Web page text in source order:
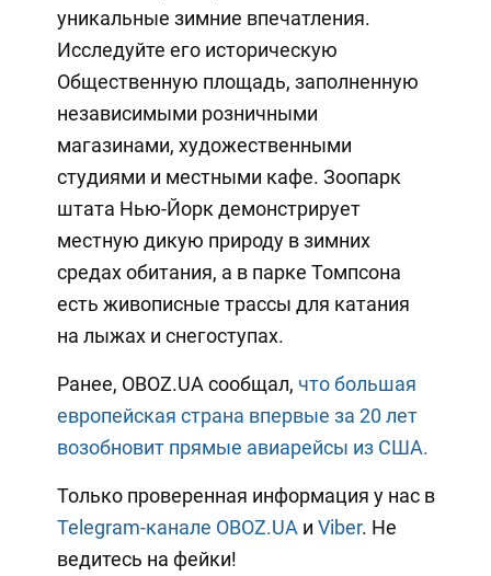
уникальные зимние впечатления.
Исследуйте его историческую
Общественную площадь, заполненную
независимыми розничными
магазинами, художественными
студиями и местными кафе. Зоопарк
штата Нью-Йорк демонстрирует
местную дикую природу в зимних
средах обитания, а в парке Томпсона
есть живописные трассы для катания
на лыжах и снегоступах.
Ранее, OBOZ.UA сообщал, что большая
европейская страна впервые за 20 лет
возобновит прямые авиарейсы из США.
Только проверенная информация у нас в
Telegram-канале OBOZ.UA и Viber. Не
ведитесь на фейки!